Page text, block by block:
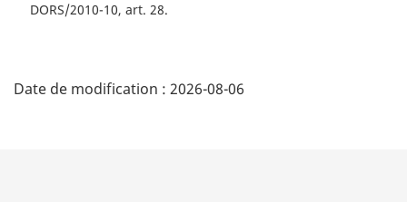
DORS/2010-10, art. 28
é
Date de modification : 2026-08-06